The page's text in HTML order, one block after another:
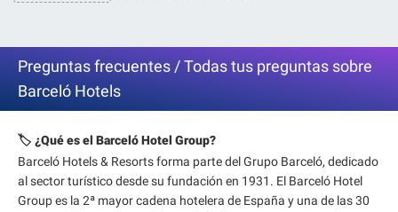
Preguntas frecuentes / Todas tus preguntas sobre
Barceló Hotels
🏷️ ¿Qué es el Barceló Hotel Group?
Barceló Hotels & Resorts forma parte del Grupo Barceló, dedicado
al sector turístico desde su fundación en 1931. El Barceló Hotel
Group es la 2ª mayor cadena hotelera de España y una de las 30